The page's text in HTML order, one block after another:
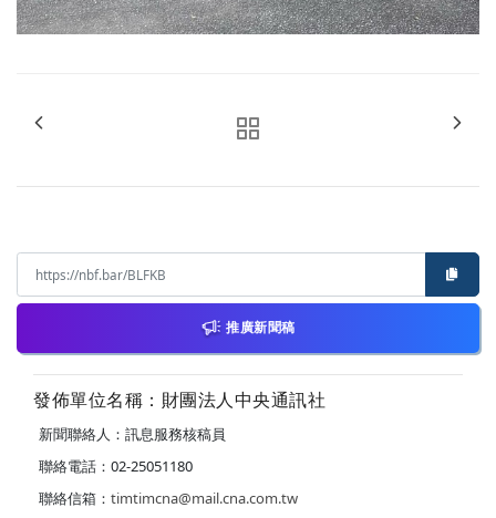
推廣新聞稿
發佈單位名稱：財團法人中央通訊社
新聞聯絡人：訊息服務核稿員
聯絡電話：02-25051180
聯絡信箱： timtimcna@mail.cna.com.tw